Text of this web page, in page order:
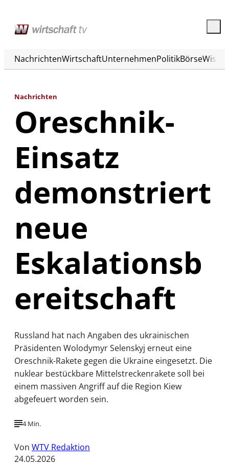
NachrichtenWirtschaftUnternehmenPolitikBörse
Nachrichten
Oreschnik-
Einsatz
demonstriert
neue
Eskalationsb
ereitschaft
Russland hat nach Angaben des ukrainischen
Präsidenten Wolodymyr Selenskyj erneut eine
Oreschnik-Rakete gegen die Ukraine eingesetzt. Die
nuklear bestückbare Mittelstreckenrakete soll bei
einem massiven Angriff auf die Region Kiew
abgefeuert worden sein.
4 Min.
Von WTV Redaktion
24.05.2026